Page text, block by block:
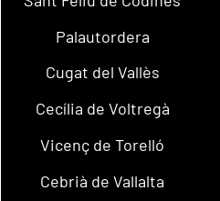
Palautordera
Cugat del Vallès
Cecília de Voltregà
Vicenç de Torelló
Cebrià de Vallalta